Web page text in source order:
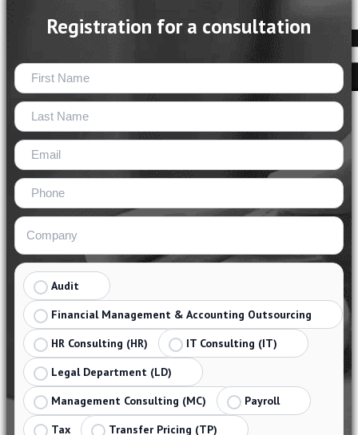
Registration for a consultation
Audit
Financial Management & Accounting Outsourcing
HR Consulting (HR)
IT Consulting (IT)
Legal Department (LD)
Management Consulting (MC)
Payroll
Tax
Transfer Pricing (TP)